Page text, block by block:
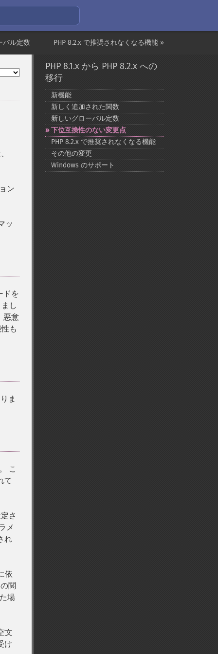
PHP 8.2.x で推奨されなくなる機能 »
バル定数
ン
ッ
ドを
し
悪意
も
ま
こ
て
さ
メ
れ
依
関
場
文
け
PHP 8.1.x から PHP 8.2.x への
移行
新機能
新しく追加された関数
新しいグローバル定数
下位互換性のない変更点
PHP 8.2.x で推奨されなくなる機能
その他の変更
Windows のサポート